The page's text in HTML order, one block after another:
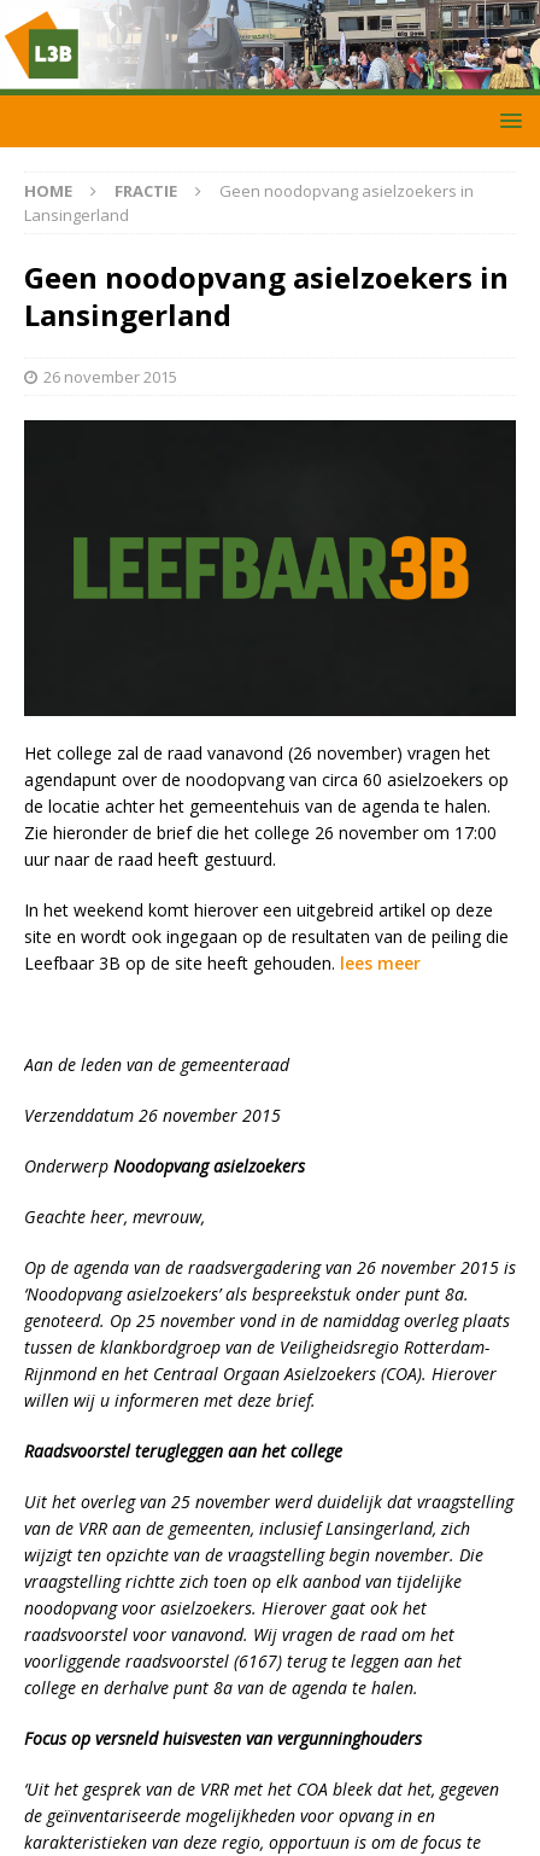
HOME FRACTIE
Geen noodopvang asielzoekers in
Lansingerland
Geen noodopvang asielzoekers in
Lansingerland
26 november 2015
Het college zal de raad vanavond (26 november) vragen het
agendapunt over de noodopvang van circa 60 asielzoekers op
de locatie achter het gemeentehuis van de agenda te halen.
Zie hieronder de brief die het college 26 november om 17:00
uur naar de raad heeft gestuurd.
In het weekend komt hierover een uitgebreid artikel op deze
site en wordt ook ingegaan op de resultaten van de peiling die
Leefbaar 3B op de site heeft gehouden. lees meer
Aan de leden van de gemeenteraad
Verzenddatum 26 november 2015
Onderwerp Noodopvang asielzoekers
Geachte heer, mevrouw,
Op de agenda van de raadsvergadering van 26 november 2015 is
‘Noodopvang asielzoekers’ als bespreekstuk onder punt 8a.
genoteerd. Op 25 november vond in de namiddag overleg plaats
tussen de klankbordgroep van de Veiligheidsregio Rotterdam-
Rijnmond en het Centraal Orgaan Asielzoekers (COA). Hierover
willen wij u informeren met deze brief.
Raadsvoorstel terugleggen aan het college
Uit het overleg van 25 november werd duidelijk dat vraagstelling
van de VRR aan de gemeenten, inclusief Lansingerland, zich
wijzigt ten opzichte van de vraagstelling begin november. Die
vraagstelling richtte zich toen op elk aanbod van tijdelijke
noodopvang voor asielzoekers. Hierover gaat ook het
raadsvoorstel voor vanavond. Wij vragen de raad om het
voorliggende raadsvoorstel (6167) terug te leggen aan het
college en derhalve punt 8a van de agenda te halen.
Focus op versneld huisvesten van vergunninghouders
‘Uit het gesprek van de VRR met het COA bleek dat het, gegeven
de geïnventariseerde mogelijkheden voor opvang in en
karakteristieken van deze regio, opportuun is om de focus te